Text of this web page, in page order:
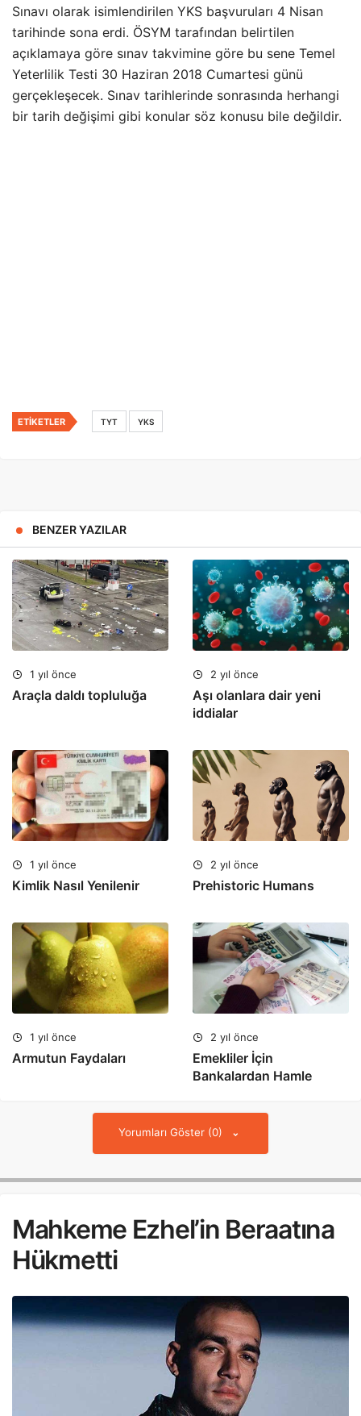
Sınavı olarak isimlendirilen YKS başvuruları 4 Nisan
tarihinde sona erdi. ÖSYM tarafından belirtilen
açıklamaya göre sınav takvimine göre bu sene Temel
Yeterlilik Testi 30 Haziran 2018 Cumartesi günü
gerçekleşecek. Sınav tarihlerinde sonrasında herhangi
bir tarih değişimi gibi konular söz konusu bile değildir.
ETIKETLER TYT YKS
BENZER YAZILAR
1 yıl önce
Araçla daldı topluluğa
2 yıl önce
Aşı olanlara dair yeni
iddialar
1 yıl önce
Kimlik Nasıl Yenilenir
2 yıl önce
Prehistoric Humans
1 yıl önce
Armutun Faydaları
2 yıl önce
Emekliler İçin
Bankalardan Hamle
Yorumları Göster (0)
Mahkeme Ezhel’in Beraatına
Hükmetti